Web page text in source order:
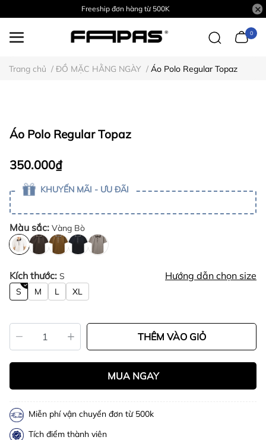
Freeship đơn hàng từ 500K
0
Trang chủ / ĐỒ MẶC HẰNG NGÀY / Áo Polo Regular Topaz
Áo Polo Regular Topaz
350.000₫
KHUYẾN MÃI - ƯU ĐÃI
Màu sắc: Vàng Bò
Kích thước: S Hướng dẫn chọn size
S M L XL
THÊM VÀO GIỎ
MUA NGAY
Miễn phí vận chuyển đơn từ 500k
Tích điểm thành viên